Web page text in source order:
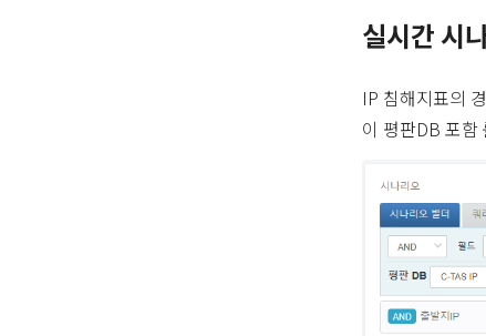
실시간 시
IP 침해지표의
이 평판DB 포함